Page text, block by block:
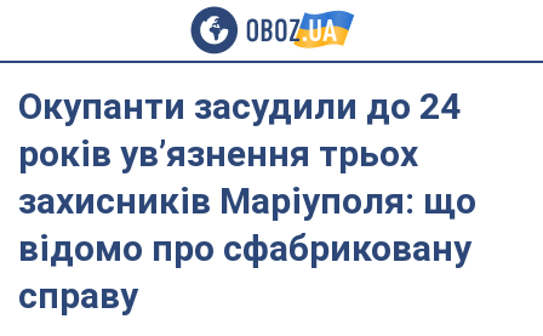
Окупанти засудили до 24
років ув’язнення трьох
захисників Маріуполя: що
відомо про сфабриковану
справу